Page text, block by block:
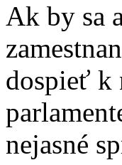
Ak by sa
dospieť k
nejasné